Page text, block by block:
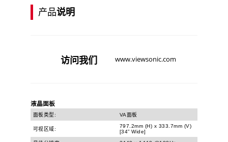
产品说明
访问我们 www.viewsonic.com
液晶面板
面板类型: VA面板
可视区域:
797.2mm (H) x 333.7mm (V)
[34” Wide]